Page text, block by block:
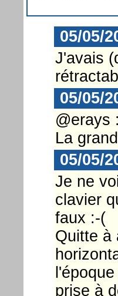
05/05/
J'avais
05/05/
@erays
La
05/05/
Je ne
clavier
faux :-(
Quitte à
prise à